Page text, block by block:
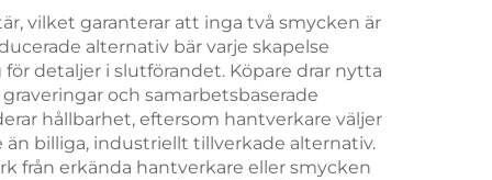
(Artikelnummer:
BXRAG003)
vilket garanterar att inga två smycken är
alternativ bär varje skapelse
detaljer i slutförandet. Köpare drar nytta
och samarbetsbaserade
hållbarhet, eftersom hantverkare väljer
billiga, industriellt tillverkade alternativ.
från erkända hantverkare eller smycken